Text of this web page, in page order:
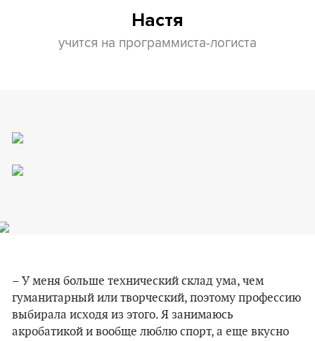
Настя
учится на программиста-логиста
– У меня больше технический склад ума, чем
гуманитарный или творческий, поэтому профессию
выбирала исходя из этого. Я занимаюсь
акробатикой и вообще люблю спорт, а еще вкусно